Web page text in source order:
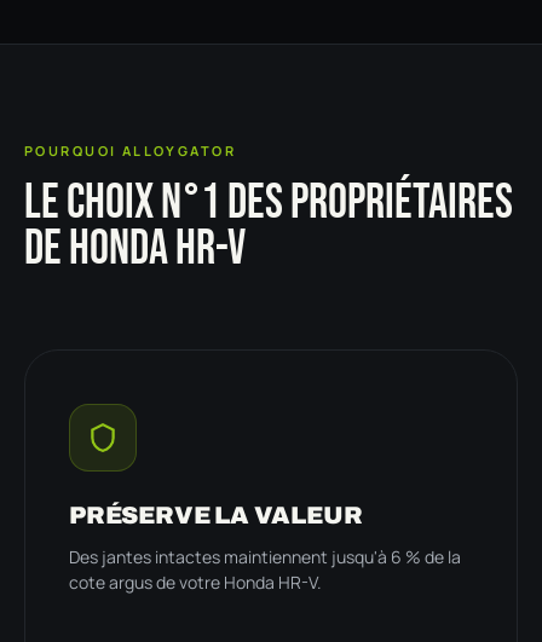
POURQUOI ALLOYGATOR
LE CHOIX N°1 DES PROPRIÉTAIRES
DE HONDA HR-V
PRÉSERVE LA VALEUR
Des jantes intactes maintiennent jusqu'à 6 % de la
cote argus de votre Honda HR-V.